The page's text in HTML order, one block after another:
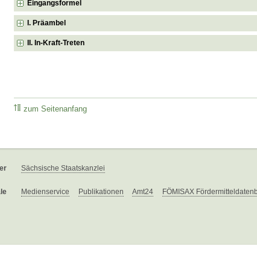
Eingangsformel
I. Präambel
II. In-Kraft-Treten
zum Seitenanfang
Sächsische Staatskanzlei
Medienservice Publikationen Amt24 FÖMISAX